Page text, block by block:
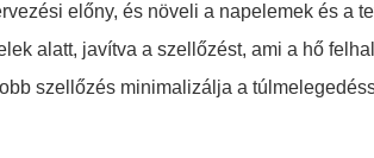
előny, és növeli a napelemek és a
alatt, javítva a szellőzést, ami a hő
szellőzés minimalizálja a